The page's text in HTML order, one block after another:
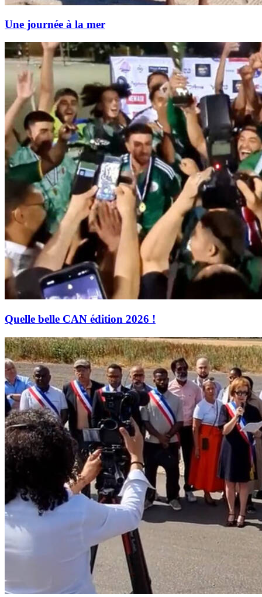
Une journée à la mer
Quelle belle CAN édition 2026 !